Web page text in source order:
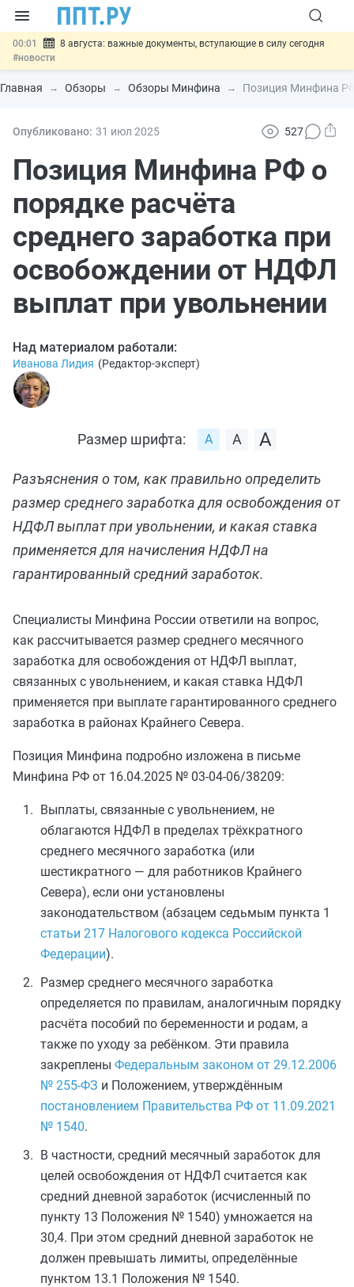
00:01
8 августа: важные документы, вступающие в силу сегодня
#новости
07.08 Подписан закон о блокировке продажи опасных товаров через
«Честный знак»#новости
07.08 Госпошлину за устранение ошибок в документах предлагают
07.08
Разработают единые критерии трудовых и ГПХ-
отношений #новости
Главная Обзоры Обзоры Минфина Позиция Минфина
Опубликовано: 31 июл 2025 527
Позиция Минфина РФ о
порядке расчёта
среднего заработка при
освобождении от НДФЛ
выплат при увольнении
Над материалом работали:
Иванова Лидия (Редактор-эксперт)
Размер шрифта:
Разъяснения о том, как правильно определить
размер среднего заработка для освобождения от
НДФЛ выплат при увольнении, и какая ставка
применяется для начисления НДФЛ на
гарантированный средний заработок.
Специалисты Минфина России ответили на вопрос,
как рассчитывается размер среднего месячного
заработка для освобождения от НДФЛ выплат,
связанных с увольнением, и какая ставка НДФЛ
применяется при выплате гарантированного среднего
заработка в районах Крайнего Севера.
Позиция Минфина подробно изложена в письме
Минфина РФ от 16.04.2025 № 03-04-06/38209:
Выплаты, связанные с увольнением, не
облагаются НДФЛ в пределах трёхкратного
среднего месячного заработка (или
шестикратного — для работников Крайнего
Севера), если они установлены
законодательством (абзацем седьмым пункта 1
статьи 217 Налогового кодекса Российской
Федерации).
Размер среднего месячного заработка
определяется по правилам, аналогичным порядку
расчёта пособий по беременности и родам, а
также по уходу за ребёнком. Эти правила
закреплены Федеральным законом от 29.12.2006
№ 255-ФЗ и Положением, утверждённым
постановлением Правительства РФ от 11.09.2021
№ 1540.
В частности, средний месячный заработок для
целей освобождения от НДФЛ считается как
средний дневной заработок (исчисленный по
пункту 13 Положения № 1540) умножается на
30,4. При этом средний дневной заработок не
должен превышать лимиты, определённые
пунктом 13.1 Положения № 1540.